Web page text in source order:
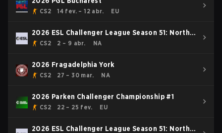
CS2 14 fev. – 12 abr. EU
2026 ESL Challenger League Season 51: North
America - Cup #3
CS2 2 – 9 abr. NA
2026 Fragadelphia York
CS2 27 – 30 mar. NA
2026 Parken Challenger Championship #1
CS2 22 – 25 fev. EU
2026 ESL Challenger League Season 51: North